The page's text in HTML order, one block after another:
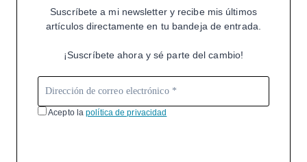
Suscríbete a mi newsletter y recibe mis últimos
artículos directamente en tu bandeja de entrada.
¡Suscríbete ahora y sé parte del cambio!
Acepto lapolítica de privacidad